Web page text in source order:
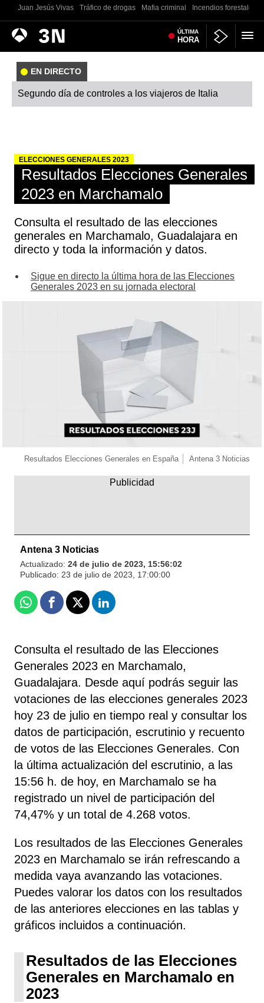
Juan Jesús Vivas Tráfico de drogas Mafia criminal Incendios forestales
Antena
3
Noticias ÚLTIMA
HORA
EN DIRECTO
Segundo día de controles a los viajeros de Italia
ELECCIONES GENERALES 2023
Resultados Elecciones Generales
2023 en Marchamalo
Consulta el resultado de las elecciones
generales en Marchamalo, Guadalajara en
directo y toda la información y datos.
Sigue en directo la última hora de las Elecciones
Generales 2023 en su jornada electoral
Resultados Elecciones Generales en España Antena 3 Noticias
Antena 3 Noticias
Actualizado: 24 de julio de 2023, 15:56:02
Publicado: 23 de julio de 2023, 17:00:00
WhatsappFacebook
X Linkedin
Consulta el resultado de las Elecciones
Generales 2023 en Marchamalo,
Guadalajara. Desde aquí podrás seguir las
votaciones de las elecciones generales 2023
hoy 23 de julio en tiempo real y consultar los
datos de participación, escrutinio y recuento
de votos de las Elecciones Generales. Con
la última actualización del escrutinio, a las
15:56 h. de hoy, en Marchamalo se ha
registrado un nivel de participación del
74,47% y un total de 4.268 votos.
Los resultados de las Elecciones Generales
2023 en Marchamalo se irán refrescando a
medida vaya avanzando las votaciones.
Puedes valorar los datos con los resultados
de las anteriores elecciones en las tablas y
gráficos incluidos a continuación.
Resultados de las Elecciones
Generales en Marchamalo en
2023